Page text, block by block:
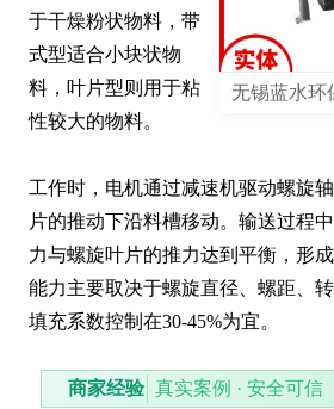
无锡蓝水环
于干燥粉状物料，带
式型适合小块状物
料，叶片型则用于粘
性较大的物料。
工作时，电机通过减速机驱动螺旋
片的推动下沿料槽移动。输送过程
力与螺旋叶片的推力达到平衡，形
能力主要取决于螺旋直径、螺距、
填充系数控制在30-45%为宜。
商家经验 真实案例 · 安全可信